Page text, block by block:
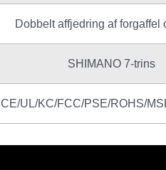
Dobbelt affjedring af
SHIMANO 7-trins
CE/UL/KC/FCC/PSE/ROHS/